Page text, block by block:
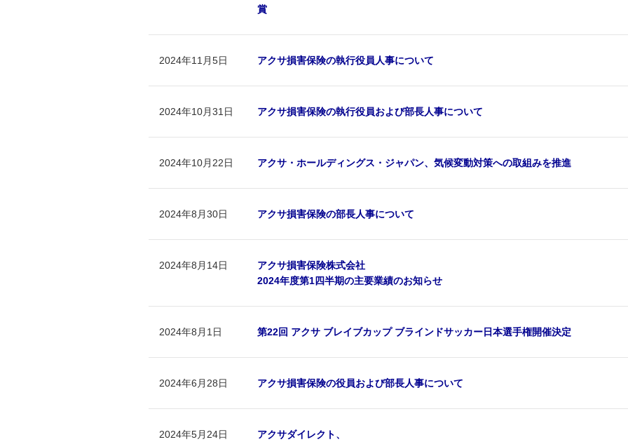
賞
2024年11月5日 アクサ損害保険の執行役員人事について
2024年10月31日 アクサ損害保険の執行役員および部長人事について
2024年10月22日 アクサ・ホールディングス・ジャパン、気候変動対策への取組みを推進
2024年8月30日 アクサ損害保険の部長人事について
2024年8月14日
アクサ損害保険株式会社
2024年度第1四半期の主要業績のお知らせ
2024年8月1日 第22回 アクサ ブレイブカップ ブラインドサッカー日本選手権開催決定
2024年6月28日 アクサ損害保険の役員および部長人事について
2024年5月24日
アクサダイレクト、